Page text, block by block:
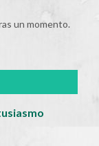
un momento.